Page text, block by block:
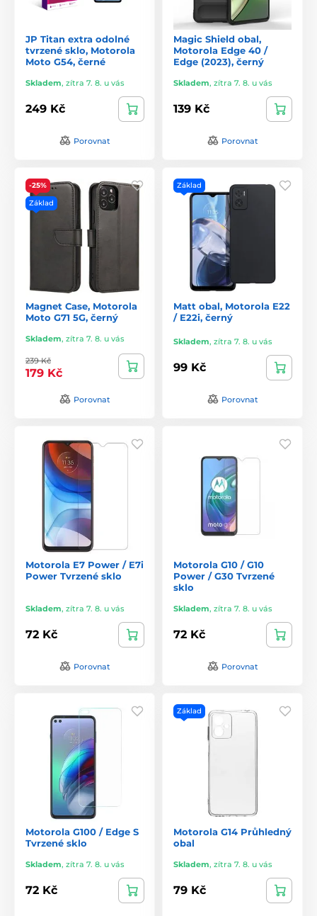
JP Titan extra odolné
tvrzené sklo, Motorola
Moto G54, černé
Skladem, zítra 7. 8. u vás
249 Kč
Porovnat
Magic Shield obal,
Motorola Edge 40 /
Edge (2023), černý
Skladem, zítra 7. 8. u vás
139 Kč
Porovnat
-25%
Základ
Magnet Case, Motorola
Moto G71 5G, černý
Skladem, zítra 7. 8. u vás
239 Kč
179 Kč
Porovnat
Základ
Matt obal, Motorola E22
/ E22i, černý
Skladem, zítra 7. 8. u vás
99 Kč
Porovnat
Motorola E7 Power / E7i
Power Tvrzené sklo
Skladem, zítra 7. 8. u vás
72 Kč
Porovnat
Motorola G10 / G10
Power / G30 Tvrzené
sklo
Skladem, zítra 7. 8. u vás
72 Kč
Porovnat
Motorola G100 / Edge S
Tvrzené sklo
Skladem, zítra 7. 8. u vás
72 Kč
Základ
Motorola G14 Průhledný
obal
Skladem, zítra 7. 8. u vás
79 Kč